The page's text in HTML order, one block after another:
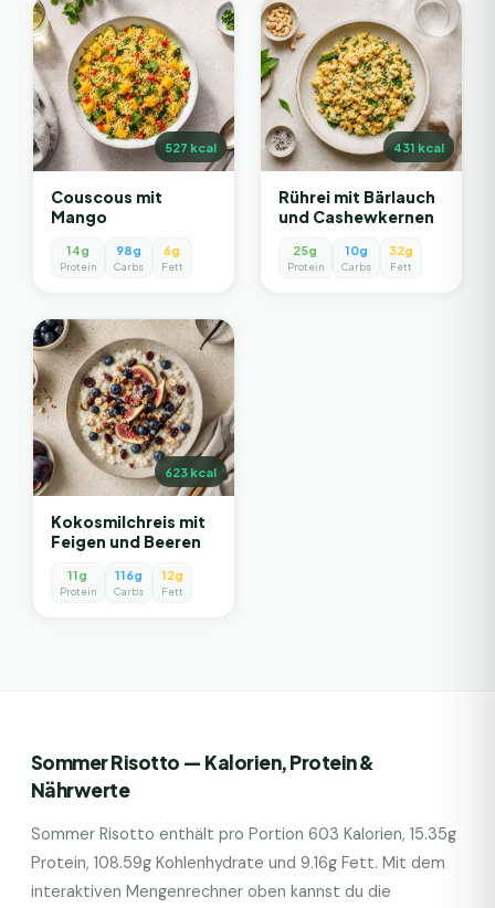
527 kcal
Couscous mit
Mango
14g
Protein
98g
Carbs
6g
Fett
431 kcal
Rührei mit Bärlauch
und Cashewkernen
25g
Protein
10g
Carbs
32g
Fett
623kcal
Kokosmilchreis mit
Feigen und Beeren
11g
Protein
116g
Carbs
12g
Fett
Sommer Risotto — Kalorien, Protein &
Nährwerte
Sommer Risotto enthält pro Portion 603 Kalorien, 15.35g
Protein, 108.59g Kohlenhydrate und 9.16g Fett. Mit dem
interaktiven Mengenrechner oben kannst du die